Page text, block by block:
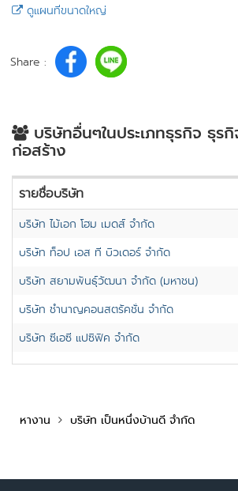
ดูแผนที่ขนาดใหญ่
Share :
บริษัทอื่นๆในประเภทธุรกิจ ธุร
ก่อสร้าง
รายชื่อบริษัท
บริษัท ไม้เอก โฮม เมดส์ จำกัด
บริษัท ท็อป เอส ที บิวเดอร์ จำกัด
บริษัท สยามพันธุ์วัฒนา จำกัด (มหาชน)
บริษัท ชำนาญคอนสตรัคชั่น จำกัด
บริษัท ซีเอซี แปซิฟิค จำกัด
หางาน บริษัท เป็นหนึ่งบ้านดี จำกัด